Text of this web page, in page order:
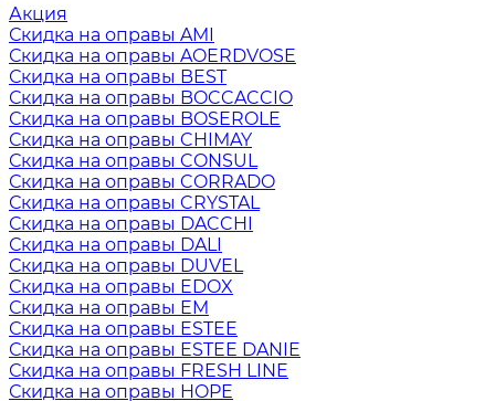
Акция
Скидка на оправы AMI
Скидка на оправы AOERDVOSE
Скидка на оправы BEST
Скидка на оправы BOCCACCIO
Скидка на оправы BOSEROLE
Скидка на оправы CHIMAY
Скидка на оправы CONSUL
Скидка на оправы CORRADO
Скидка на оправы CRYSTAL
Скидка на оправы DACCHI
Скидка на оправы DALI
Скидка на оправы DUVEL
Скидка на оправы EDOX
Скидка на оправы EM
Скидка на оправы ESTEE
Скидка на оправы ESTEE DANIE
Скидка на оправы FRESH LINE
Скидка на оправы HOPE